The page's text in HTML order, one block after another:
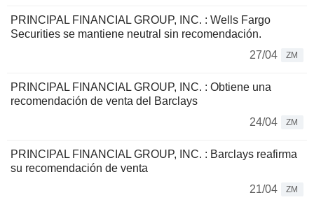
PRINCIPAL FINANCIAL GROUP, INC. : Wells Fargo
Securities se mantiene neutral sin recomendación.
27/04
ZM
PRINCIPAL FINANCIAL GROUP, INC. : Obtiene una
recomendación de venta del Barclays
24/04
ZM
PRINCIPAL FINANCIAL GROUP, INC. : Barclays reafirma
su recomendación de venta
21/04
ZM